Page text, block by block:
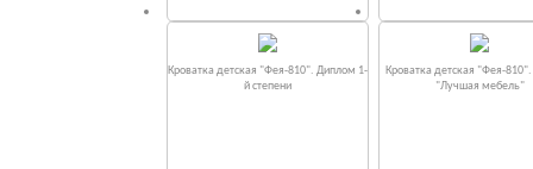
Кроватка детская "Фея-810". Диплом 1-
й степени
Кроватка детская "Фея-
"Лучшая мебель"